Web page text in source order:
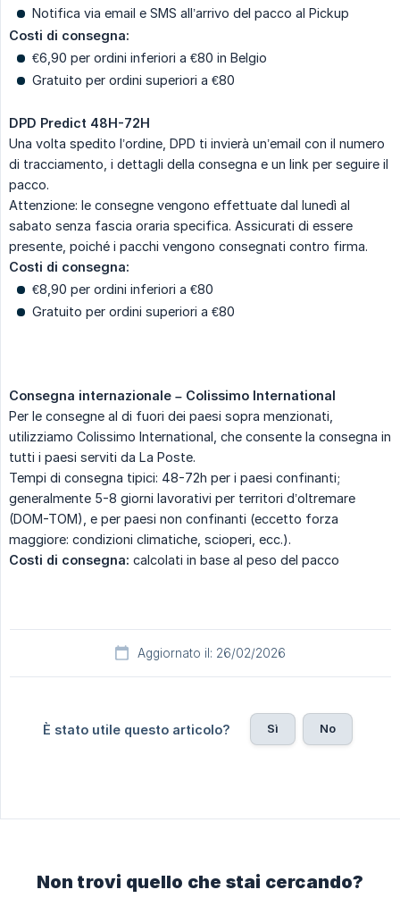
Notifica via email e SMS all’arrivo del pacco al Pickup
Costi di consegna:
€6,90 per ordini inferiori a €80 in Belgio
Gratuito per ordini superiori a €80
DPD Predict 48H-72H
Una volta spedito l’ordine, DPD ti invierà un’email con il numero
di tracciamento, i dettagli della consegna e un link per seguire il
pacco.
Attenzione: le consegne vengono effettuate dal lunedì al
sabato senza fascia oraria specifica. Assicurati di essere
presente, poiché i pacchi vengono consegnati contro firma.
Costi di consegna:
€8,90 per ordini inferiori a €80
Gratuito per ordini superiori a €80
Consegna internazionale – Colissimo International
Per le consegne al di fuori dei paesi sopra menzionati,
utilizziamo Colissimo International, che consente la consegna in
tutti i paesi serviti da La Poste.
Tempi di consegna tipici: 48-72h per i paesi confinanti;
generalmente 5-8 giorni lavorativi per territori d’oltremare
(DOM-TOM), e per paesi non confinanti (eccetto forza
maggiore: condizioni climatiche, scioperi, ecc.).
Costi di consegna: calcolati in base al peso del pacco
Aggiornato il: 26/02/2026
È stato utile questo articolo? Sì No
Non trovi quello che stai cercando?